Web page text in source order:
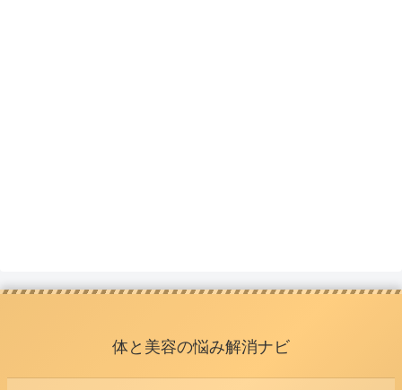
体と美容の悩み解消ナビ